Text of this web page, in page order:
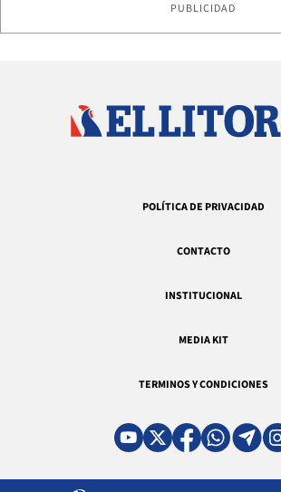
PUBLICIDAD
POLÍTICA DE PRIVACIDAD
CONTACTO
INSTITUCIONAL
MEDIA KIT
TERMINOS Y CONDICIONES